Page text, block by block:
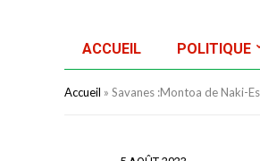
ACCUEIL POLITIQUE
Accueil » Savanes :Montoa de Naki-